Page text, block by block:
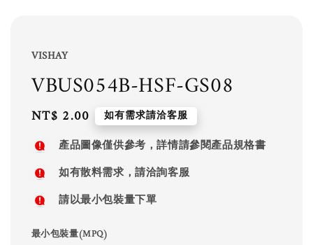
VISHAY
VBUS054B-HSF-GS08
Regular
price
NT$ 2.00 如有需求請洽客服
產品圖像僅供參考，詳情請參閱產品規格書
如有散料需求，請洽詢客服
請以最小包裝量下單
最小包裝量(MPQ)